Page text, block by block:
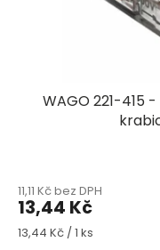
WAGO 221-415
11,11 Kč bez DPH
13,44 Kč
Měrná
13,44 Kč / 1 ks